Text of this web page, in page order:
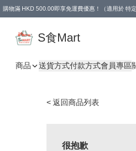
購物滿 HKD 500.00即享免運費優惠！（適用於 特
S食Mart
商品 送貨方式付款方式會員專區
< 返回商品列表
很抱歉